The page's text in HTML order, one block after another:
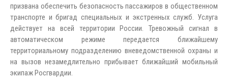
призвана обеспечить безопасность пассажиров в общественном
транспорте и бригад специальных и экстренных служб. Услуга
действует на всей территории России. Тревожный сигнал в
автоматическом режиме передается ближайшему
территориальному подразделению вневедомственной охраны и
на вызов незамедлительно прибывает ближайший мобильный
экипаж Росгвардии.